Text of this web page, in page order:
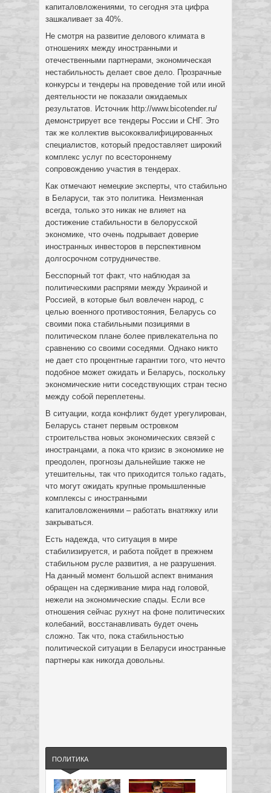
капиталовложениями, то сегодня эта цифра
зашкаливает за 40%.
Не смотря на развитие делового климата в
отношениях между иностранными и
отечественными партнерами, экономическая
нестабильность делает свое дело. Прозрачные
конкурсы и тендеры на проведение той или иной
деятельности не показали ожидаемых
результатов. Источник http://www.bicotender.ru/
демонстрирует все тендеры России и СНГ. Это
так же коллектив высококвалифицированных
специалистов, который предоставляет широкий
комплекс услуг по всестороннему
сопровождению участия в тендерах.
Как отмечают немецкие эксперты, что стабильно
в Беларуси, так это политика. Неизменная
всегда, только это никак не влияет на
достижение стабильности в белорусской
экономике, что очень подрывает доверие
иностранных инвесторов в перспективном
долгосрочном сотрудничестве.
Бесспорный тот факт, что наблюдая за
политическими распрями между Украиной и
Россией, в которые был вовлечен народ, с
целью военного противостояния, Беларусь со
своими пока стабильными позициями в
политическом плане более привлекательна по
сравнению со своими соседями. Однако никто
не дает сто процентные гарантии того, что нечто
подобное может ожидать и Беларусь, поскольку
экономические нити соседствующих стран тесно
между собой переплетены.
В ситуации, когда конфликт будет урегулирован,
Беларусь станет первым островком
строительства новых экономических связей с
иностранцами, а пока что кризис в экономике не
преодолен, прогнозы дальнейшие также не
утешительны, так что приходится только гадать,
что могут ожидать крупные промышленные
комплексы с иностранными
капиталовложениями – работать внатяжку или
закрываться.
Есть надежда, что ситуация в мире
стабилизируется, и работа пойдет в прежнем
стабильном русле развития, а не разрушения.
На данный момент большой аспект внимания
обращен на сдерживание мира над головой,
нежели на экономические спады. Если все
отношения сейчас рухнут на фоне политических
колебаний, восстанавливать будет очень
сложно. Так что, пока стабильностью
политической ситуации в Беларуси иностранные
партнеры как никогда довольны.
ПОЛИТИКА